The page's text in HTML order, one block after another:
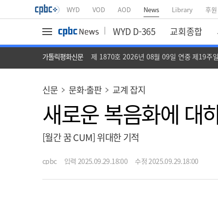
WYD VOD AOD News Library 후원
WYD D-365 교회종합
가톨릭평화신문 제 1870호 2026년 08월 09일 연중 제19주
신문 문화·출판 교계 잡지
새로운 복음화에 대
[월간 꿈 CUM] 위대한 기적
cpbc 입력 2025.09.29.18:00 수정 2025.09.29.18:00